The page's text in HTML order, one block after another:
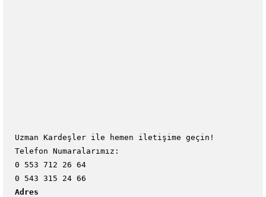
Uzman Kardeşler ile hemen iletişime geçin!
Telefon Numaralarımız:
0 553 712 26 64
0 543 315 24 66
Adres